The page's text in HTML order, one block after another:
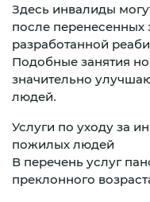
Здесь инвалиды
после перенесенных
разработанной
Подобные занятия
значительно
людей.
Услуги по уходу за
пожилых людей
В перечень услуг
преклонного